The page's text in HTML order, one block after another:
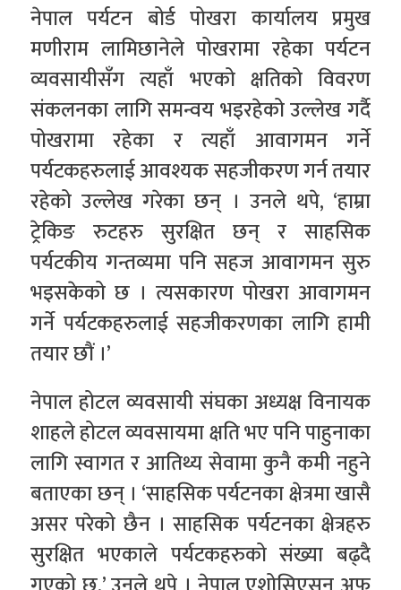
नेपाल पर्यटन बोर्ड पोखरा कार्यालय प्रमुख
मणीराम लामिछानेले पोखरामा रहेका पर्यटन
व्यवसायीसँग त्यहाँ भएको क्षतिको विवरण
संकलनका लागि समन्वय भइरहेको उल्लेख गर्दै
पोखरामा रहेका र त्यहाँ आवागमन गर्ने
पर्यटकहरुलाई आवश्यक सहजीकरण गर्न तयार
रहेको उल्लेख गरेका छन् । उनले थपे, ‘हाम्रा
ट्रेकिङ रुटहरु सुरक्षित छन् र साहसिक
पर्यटकीय गन्तव्यमा पनि सहज आवागमन सुरु
भइसकेको छ । त्यसकारण पोखरा आवागमन
गर्ने पर्यटकहरुलाई सहजीकरणका लागि हामी
तयार छौं ।’
नेपाल होटल व्यवसायी संघका अध्यक्ष विनायक
शाहले होटल व्यवसायमा क्षति भए पनि पाहुनाका
लागि स्वागत र आतिथ्य सेवामा कुनै कमी नहुने
बताएका छन् । ‘साहसिक पर्यटनका क्षेत्रमा खासै
असर परेको छैन । साहसिक पर्यटनका क्षेत्रहरु
सुरक्षित भएकाले पर्यटकहरुको संख्या बढ्दै